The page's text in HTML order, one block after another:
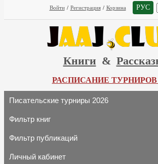
Войти / Регистрация / Корзина РУС
Книги &
РАСПИСАНИЕ ТУРНИРОВ
Писательские турниры 2026
Фильтр книг
Фильтр публикаций
Личный кабинет